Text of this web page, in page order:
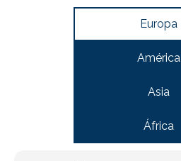
Europa
América
Asia
África